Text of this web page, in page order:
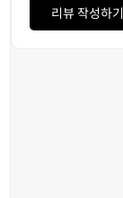
리뷰 작성하기